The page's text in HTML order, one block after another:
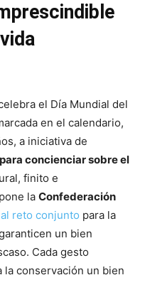
el Día Mundial del
en el calendario,
a iniciativa de
para concienciar sobre el
finito e
la Confederación
al reto conjunto para la
un bien
Cada gesto
la conservación un bien